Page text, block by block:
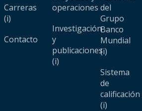
Carreras
(i)
Contacto
operaciones
Investigación
y
publicaciones
(i)
del
Grupo
Banco
Mundial
(i)
Sistema
de
calificación
(i)